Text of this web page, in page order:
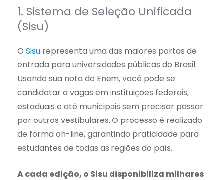
1. Sistema de Seleção Unificada
(Sisu)
O Sisu representa uma das maiores portas de
entrada para universidades públicas do Brasil.
Usando sua nota do Enem, você pode se
candidatar a vagas em instituições federais,
estaduais e até municipais sem precisar passar
por outros vestibulares. O processo é realizado
de forma on-line, garantindo praticidade para
estudantes de todas as regiões do país.
A cada edição, o Sisu disponibiliza milhares